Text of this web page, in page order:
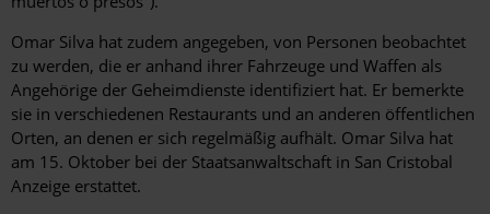
Omar Silva hat zudem angegeben, von Personen beobachtet
zu werden, die er anhand ihrer Fahrzeuge und Waffen als
Angehörige der Geheimdienste identifiziert hat. Er bemerkte
sie in verschiedenen Restaurants und an anderen öffentlichen
Orten, an denen er sich regelmäßig aufhält. Omar Silva hat
am 15. Oktober bei der Staatsanwaltschaft in San Cristobal
Anzeige erstattet.